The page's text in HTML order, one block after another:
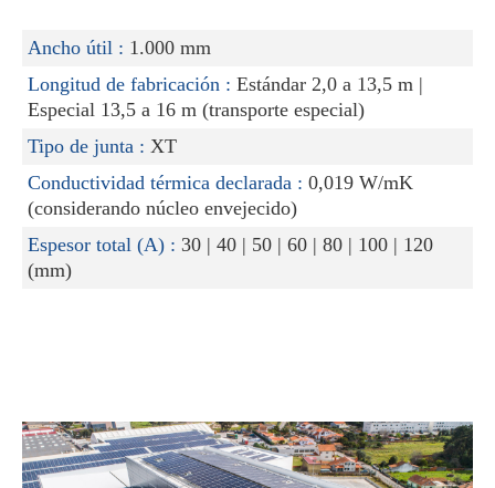
Ancho útil : 1.000 mm
Longitud de fabricación : Estándar 2,0 a 13,5 m |
Especial 13,5 a 16 m (transporte especial)
Tipo de junta : XT
Conductividad térmica declarada : 0,019 W/mK
(considerando núcleo envejecido)
Espesor total (A) : 30 | 40 | 50 | 60 | 80 | 100 | 120
(mm)